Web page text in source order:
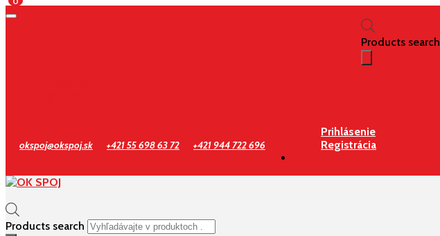
Products search
okspoj@okspoj.sk +421 55 698 63 72 +421 944 722 696
Prihlásenie
Registrácia
Products search